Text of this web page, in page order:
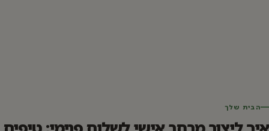
הבית שלך